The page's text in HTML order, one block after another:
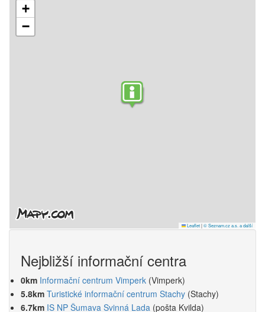
+
−
Leaflet|© Seznam.cz a.s. a další
Nejbližší informační centra
0km Informační centrum Vimperk (Vimperk)
5.8km Turistické informační centrum Stachy (Stachy)
6.7km IS NP Šumava Svinná Lada (pošta Kvilda)